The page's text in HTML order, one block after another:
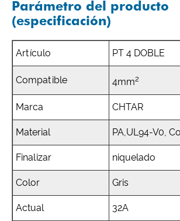
Parámetro del producto
(especificación)
Artículo PT 4 DOBLE
Compatible 4mm2
Marca CHTAR
Material PA,UL94-V0,
Finalizar niquelado
Color Gris
Actual 32A